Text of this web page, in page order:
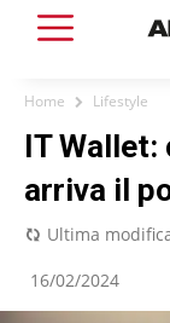
Home Lifestyle
IT Wallet:
arriva il
Ultima
16/02/2024